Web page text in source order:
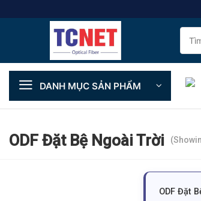
DANH MỤC SẢN PHẨM
ODF Đặt Bệ Ngoài Trời
ODF Đặt